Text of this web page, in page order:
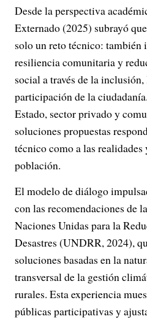
Desde la perspectiva
Externado (2025) subrayó
solo un reto técnico:
resiliencia comunitaria y
social a través de la
participación de la
Estado, sector privado y
soluciones propuestas
técnico como a las realidades
población.
El modelo de diálogo
con las recomendaciones de
Naciones Unidas para la
Desastres (UNDRR, 2024),
soluciones basadas en la
transversal de la gestión
rurales. Esta experiencia
públicas participativas y